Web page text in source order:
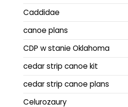
Caddidae
canoe plans
CDP w stanie Oklahoma
cedar strip canoe kit
cedar strip canoe plans
Celurozaury